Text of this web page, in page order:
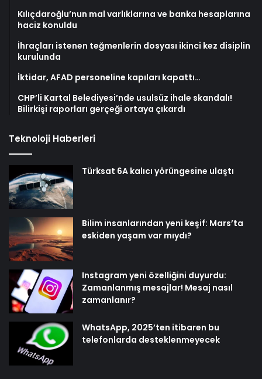
Kılıçdaroğlu’nun mal varlıklarına ve banka hesaplarına
haciz konuldu
İhraçları istenen teğmenlerin dosyası ikinci kez disiplin
kurulunda
İktidar, AFAD personeline kapıları kapattı…
CHP’li Kartal Belediyesi’nde usulsüz ihale skandalı!
Bilirkişi raporları gerçeği ortaya çıkardı
Teknoloji Haberleri
Türksat 6A kalıcı yörüngesine ulaştı
Bilim insanlarından yeni keşif: Mars’ta
eskiden yaşam var mıydı?
Instagram yeni özelliğini duyurdu:
Zamanlanmış mesajlar! Mesaj nasıl
zamanlanır?
WhatsApp, 2025’ten itibaren bu
telefonlarda desteklenmeyecek